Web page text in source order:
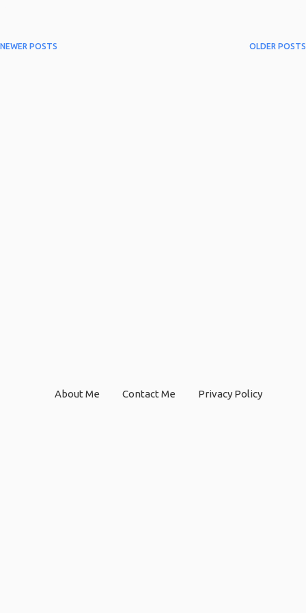
NEWER POSTS OLDER POSTS
About Me Contact Me Privacy Policy